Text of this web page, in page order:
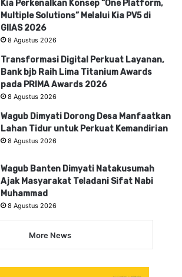
Kia Perkenalkan Konsep “One Platform,
Multiple Solutions” Melalui Kia PV5 di
GIIAS 2026
8 Agustus 2026
Transformasi Digital Perkuat Layanan,
Bank bjb Raih Lima Titanium Awards
pada PRIMA Awards 2026
8 Agustus 2026
Wagub Dimyati Dorong Desa Manfaatkan
Lahan Tidur untuk Perkuat Kemandirian
8 Agustus 2026
Wagub Banten Dimyati Natakusumah
Ajak Masyarakat Teladani Sifat Nabi
Muhammad
8 Agustus 2026
More News